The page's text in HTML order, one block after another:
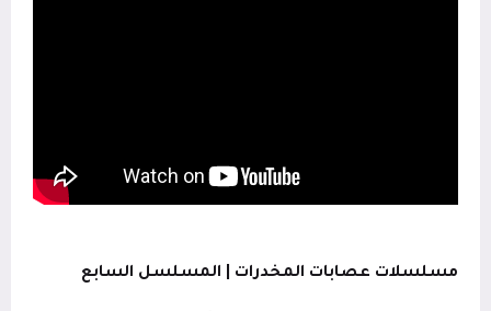
مسلسلات عصابات المخدرات | المسلسل السابع